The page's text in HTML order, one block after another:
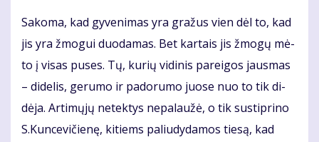
Sa­ko­ma, kad gy­ve­ni­mas yra gra­žus vien dėl to, kad
jis yra žmo­gui duo­da­mas. Bet kar­tais jis žmo­gų mė­
to į vi­sas pu­ses. Tų, ku­rių vi­di­nis pa­rei­gos jaus­mas
– di­de­lis, ge­ru­mo ir pa­do­ru­mo juo­se nuo to tik di­
dė­ja. Ar­ti­mų­jų ne­tek­tys ne­pa­lau­žė, o tik su­stip­ri­no
S.Kun­ce­vi­čie­nę, ki­tiems pa­liu­dy­da­mos tie­są, kad